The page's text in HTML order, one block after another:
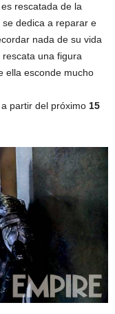
rescatada de la
dedica a reparar e
nada de su vida
una figura
ella esconde mucho
partir del próximo 15